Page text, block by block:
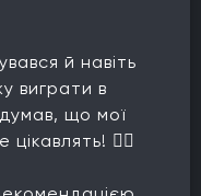
й навіть
виграти в
що мої
🤷‍♂️